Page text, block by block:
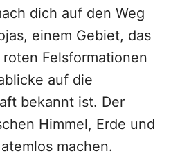
dich auf den Weg
einem Gebiet, das
Felsformationen
auf die
bekannt ist. Der
Himmel, Erde und
machen.